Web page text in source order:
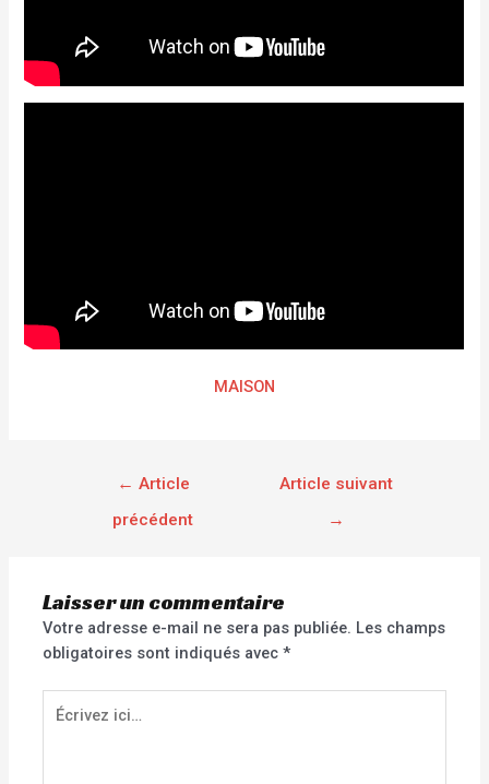
MAISON
← Article
précédent
Article suivant
→
Laisser un commentaire
Votre adresse e-mail ne sera pas publiée. Les champs
obligatoires sont indiqués avec*
Écrivez
ici…